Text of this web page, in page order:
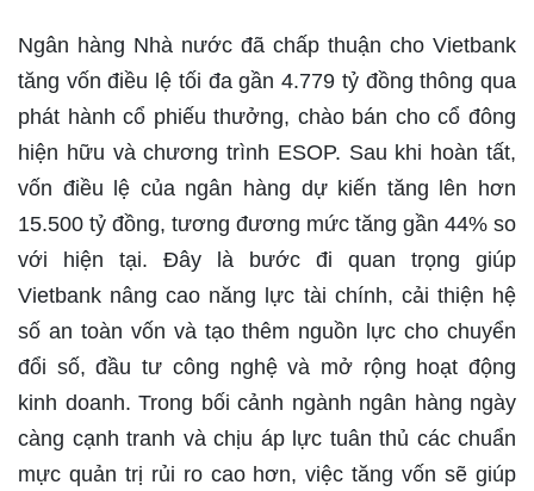
Ngân hàng Nhà nước đã chấp thuận cho Vietbank
tăng vốn điều lệ tối đa gần 4.779 tỷ đồng thông qua
phát hành cổ phiếu thưởng, chào bán cho cổ đông
hiện hữu và chương trình ESOP. Sau khi hoàn tất,
vốn điều lệ của ngân hàng dự kiến tăng lên hơn
15.500 tỷ đồng, tương đương mức tăng gần 44% so
với hiện tại. Đây là bước đi quan trọng giúp
Vietbank nâng cao năng lực tài chính, cải thiện hệ
số an toàn vốn và tạo thêm nguồn lực cho chuyển
đổi số, đầu tư công nghệ và mở rộng hoạt động
kinh doanh. Trong bối cảnh ngành ngân hàng ngày
càng cạnh tranh và chịu áp lực tuân thủ các chuẩn
mực quản trị rủi ro cao hơn, việc tăng vốn sẽ giúp